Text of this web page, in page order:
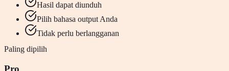
Hasil dapat diunduh
Pilih bahasa output Anda
Tidak perlu berlangganan
Paling dipilih